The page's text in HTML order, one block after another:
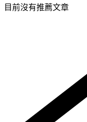
目前沒有推薦文章